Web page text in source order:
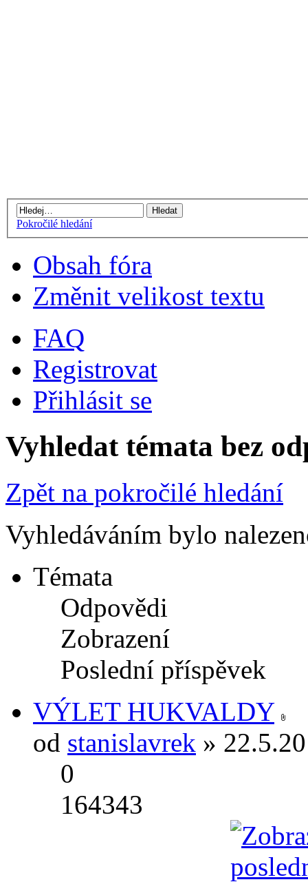
Pokročilé hledání
Obsah fóra
Změnit velikost textu
FAQ
Registrovat
Přihlásit se
Vyhledat témata bez
Zpět na pokročilé hledání
Vyhledáváním bylo
Témata
Odpovědi
Zobrazení
Poslední příspěvek
VÝLET HUKVALDY
od stanislavrek »
0
164343